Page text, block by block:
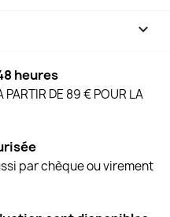
keyboard_arrow_down
heures
PARTIR DE 89 € POUR LA
par chèque ou virement